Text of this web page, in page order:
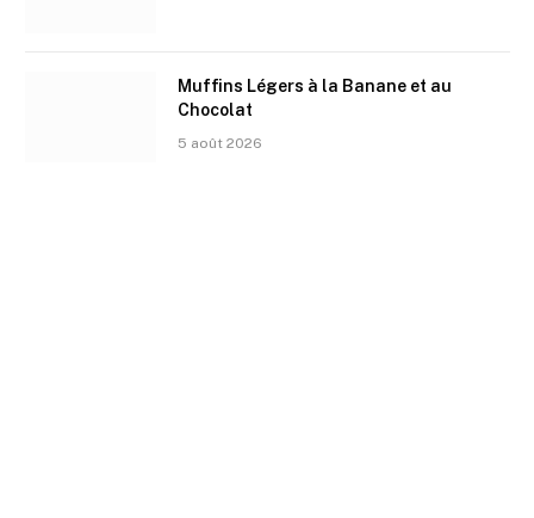
Muffins Légers à la Banane et au
Chocolat
5 août 2026